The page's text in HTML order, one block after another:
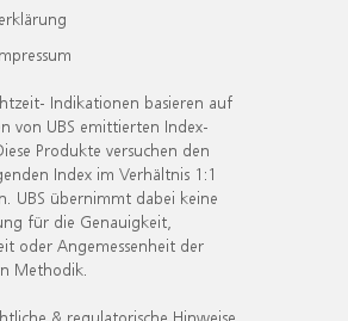
Indikationen basieren auf
von UBS emittierten Index-
Produkte versuchen den
Index im Verhältnis 1:1
UBS übernimmt dabei keine
für die Genauigkeit,
oder Angemessenheit der
Methodik.